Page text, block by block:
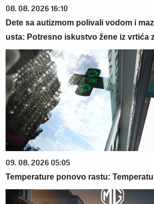
08. 08. 2026 16:10
Dete sa autizmom polivali vodom i
usta: Potresno iskustvo žene iz vrtića
09. 08. 2026 05:05
Temperature ponovo rastu: